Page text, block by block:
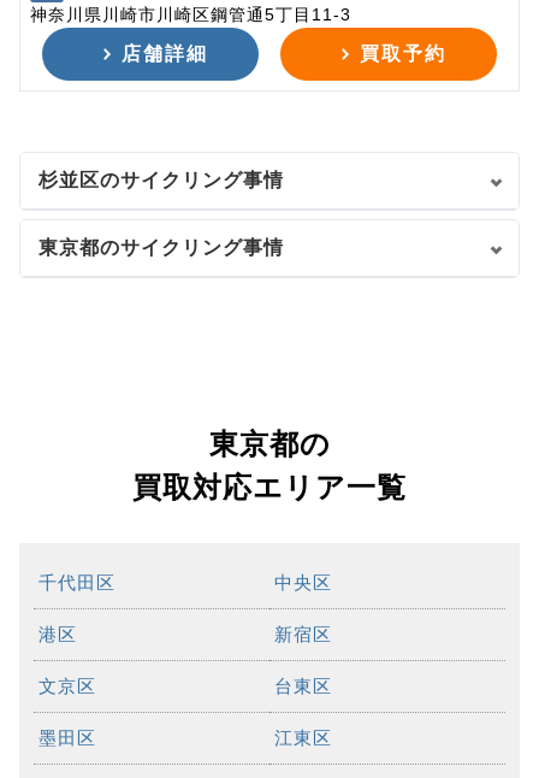
神奈川県川崎市川崎区鋼管通5丁目11-3
店舗詳細 買取予約
杉並区のサイクリング事情
東京都のサイクリング事情
東京都の
買取対応エリア一覧
千代田区 中央区
港区 新宿区
文京区 台東区
墨田区 江東区